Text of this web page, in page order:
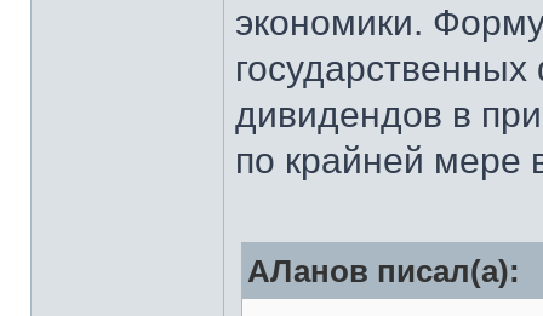
экономики.
дивидендов в
по крайней мере
АЛанов писал(а):